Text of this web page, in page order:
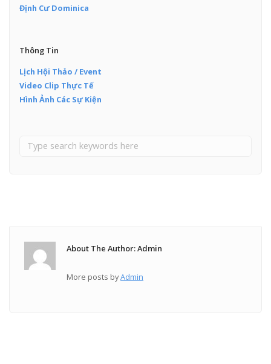
Định Cư Dominica
Thông Tin
Lịch Hội Thảo / Event
Video Clip Thực Tế
Hình Ảnh Các Sự Kiện
About The Author: Admin
More posts byAdmin